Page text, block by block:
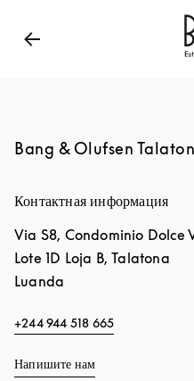
Bang &
Bang & Olufsen
Контактная информация
Via S8, Condominio Dolce
Lote 1D Loja B, Talatona
Luanda
+244 944 518 665
Напишите нам